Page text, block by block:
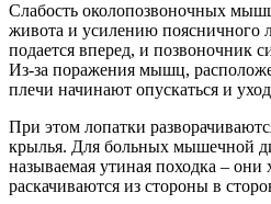
Слабость околопозвоночных
живота и усилению поясничного
подается вперед, и позвоночник
Из-за поражения мышц,
плечи начинают опускаться и
При этом лопатки
крылья. Для больных мышечной
называемая утиная походка – они
раскачиваются из стороны в